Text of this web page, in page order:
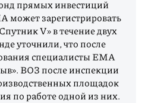
прямых инвестиций
может зарегистрировать
V» в течение двух
уточнили, что после
специалисты ЕМА
ВОЗ после инспекции
площадок
по работе одной из них.